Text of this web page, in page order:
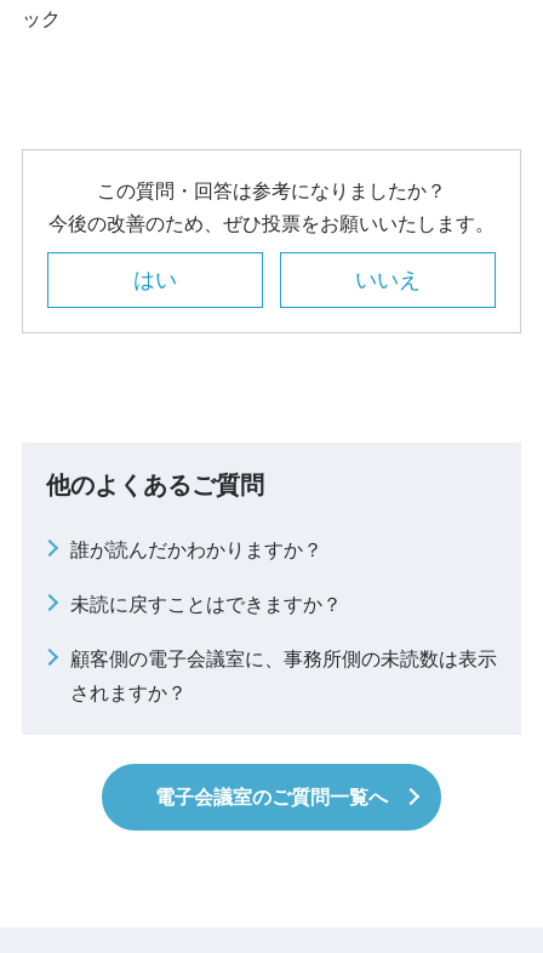
ック
この質問・回答は参考になりましたか？
今後の改善のため、ぜひ投票をお願いいたします。
はい いいえ
他のよくあるご質問
誰が読んだかわかりますか？
未読に戻すことはできますか？
顧客側の電子会議室に、事務所側の未読数は表示
されますか？
電子会議室のご質問一覧へ